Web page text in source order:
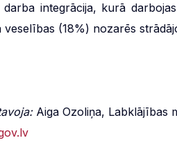
integrācija, kurā
(18%) nozarēs
Aiga Ozoliņa, Labklājības